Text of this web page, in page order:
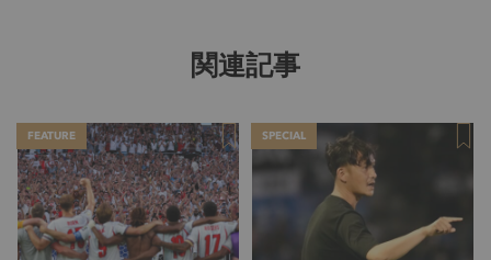
関連記事
FEATURE SPECIAL